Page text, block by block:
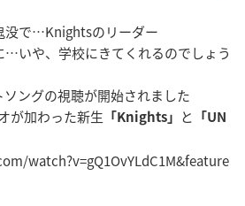
で…Knightsのリーダー
…いや、学校にきてくれるのでしょう
ングの視聴が開始されました
が加わった新生 「Knights」 と
「UN
watch?v=gQ1OvYLdC1M&feature